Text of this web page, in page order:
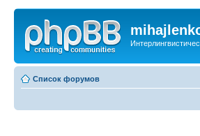
Список форумов